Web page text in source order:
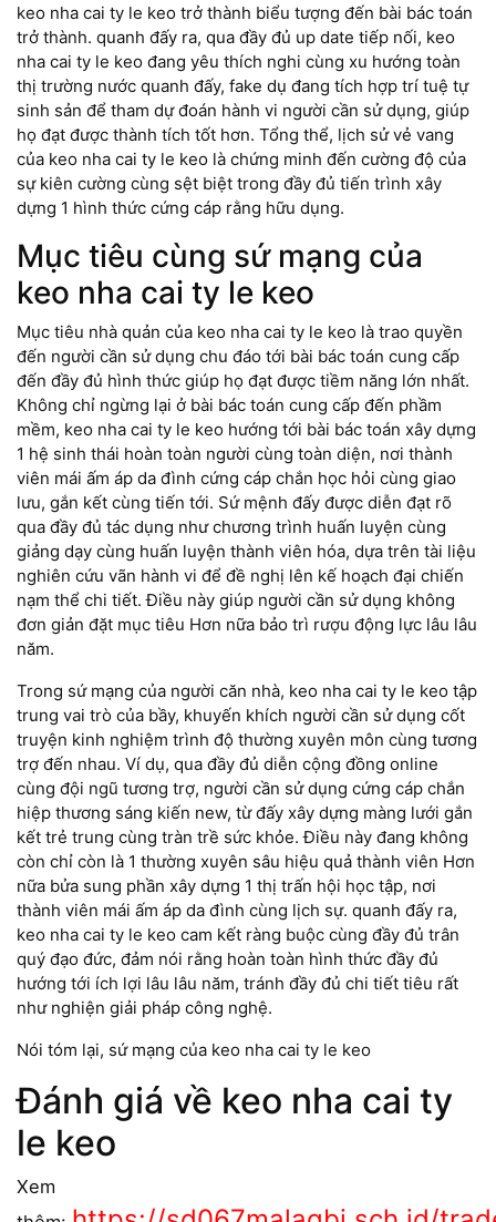
keo nha cai ty le keo trở thành biểu tượng đến bài bác toán
trở thành. quanh đấy ra, qua đầy đủ up date tiếp nối, keo
nha cai ty le keo đang yêu thích nghi cùng xu hướng toàn
thị trường nước quanh đấy, fake dụ đang tích hợp trí tuệ tự
sinh sản để tham dự đoán hành vi người cần sử dụng, giúp
họ đạt được thành tích tốt hơn. Tổng thể, lịch sử vẻ vang
của keo nha cai ty le keo là chứng minh đến cường độ của
sự kiên cường cùng sệt biệt trong đầy đủ tiến trình xây
dựng 1 hình thức cứng cáp rằng hữu dụng.
Mục tiêu cùng sứ mạng của
keo nha cai ty le keo
Mục tiêu nhà quản của keo nha cai ty le keo là trao quyền
đến người cần sử dụng chu đáo tới bài bác toán cung cấp
đến đầy đủ hình thức giúp họ đạt được tiềm năng lớn nhất.
Không chỉ ngừng lại ở bài bác toán cung cấp đến phầm
mềm, keo nha cai ty le keo hướng tới bài bác toán xây dựng
1 hệ sinh thái hoàn toàn người cùng toàn diện, nơi thành
viên mái ấm áp da đình cứng cáp chắn học hỏi cùng giao
lưu, gắn kết cùng tiến tới. Sứ mệnh đấy được diễn đạt rõ
qua đầy đủ tác dụng như chương trình huấn luyện cùng
giảng dạy cùng huấn luyện thành viên hóa, dựa trên tài liệu
nghiên cứu vãn hành vi để đề nghị lên kế hoạch đại chiến
nạm thể chi tiết. Điều này giúp người cần sử dụng không
đơn giản đặt mục tiêu Hơn nữa bảo trì rượu động lực lâu lâu
năm.
Trong sứ mạng của người căn nhà, keo nha cai ty le keo tập
trung vai trò của bầy, khuyến khích người cần sử dụng cốt
truyện kinh nghiệm trình độ thường xuyên môn cùng tương
trợ đến nhau. Ví dụ, qua đầy đủ diễn cộng đồng online
cùng đội ngũ tương trợ, người cần sử dụng cứng cáp chắn
hiệp thương sáng kiến new, từ đấy xây dựng màng lưới gắn
kết trẻ trung cùng tràn trề sức khỏe. Điều này đang không
còn chỉ còn là 1 thường xuyên sâu hiệu quả thành viên Hơn
nữa bửa sung phần xây dựng 1 thị trấn hội học tập, nơi
thành viên mái ấm áp da đình cùng lịch sự. quanh đấy ra,
keo nha cai ty le keo cam kết ràng buộc cùng đầy đủ trân
quý đạo đức, đảm nói rằng hoàn toàn hình thức đầy đủ
hướng tới ích lợi lâu lâu năm, tránh đầy đủ chi tiết tiêu rất
như nghiện giải pháp công nghệ.
Nói tóm lại, sứ mạng của keo nha cai ty le keo
Đánh giá về keo nha cai ty
le keo
Xem